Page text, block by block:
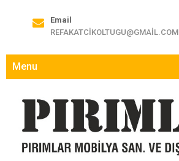
Email
REFAKATCIKOLTUGU@GMAIL.COM
Menu